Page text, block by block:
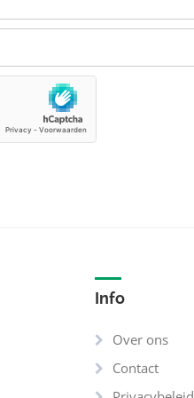
Info
Over ons
Contact